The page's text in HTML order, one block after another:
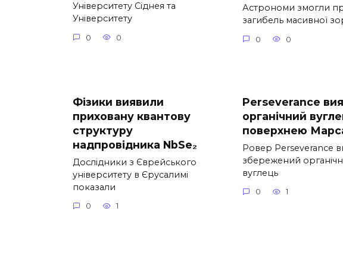
Університету Сіднея та
Університету
0 0
Астрономи змогли
загибель масивної
0 0
Фізики виявили
приховану квантову
структуру
надпровідника NbSe₂
Дослідники з Єврейського
університету в Єрусалимі
показали
0 1
Perseverance
органічний
поверхнею
Ровер Perseverance
збережений
вуглець
0 1